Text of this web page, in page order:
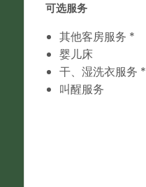
可选服务
其他客房服务 *
婴儿床
干、湿洗衣服务 *
叫醒服务